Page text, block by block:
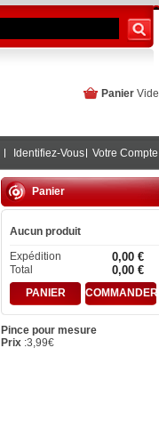
Panier Vide
Identifiez-Vous Votre Compte
Panier
Aucun produit
Expédition
0,00 €
Total 0,00 €
PANIER COMMANDER
Pince pour mesure
Prix :3,99€